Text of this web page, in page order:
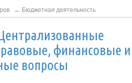
Бюджетная деятельность
финансовые и
вопросы